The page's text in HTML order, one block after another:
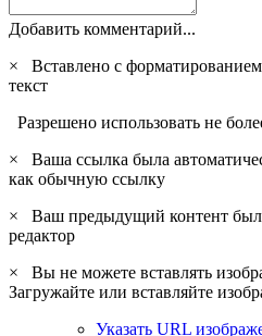
Добавить комментарий...
×
Вставлено с
текст
Разрешено использовать не
×
Ваша ссылка была
как обычную ссылку
×
Ваш предыдущий контент был
редактор
×
Вы не можете вставлять
Загружайте или вставляйте
Указать URL